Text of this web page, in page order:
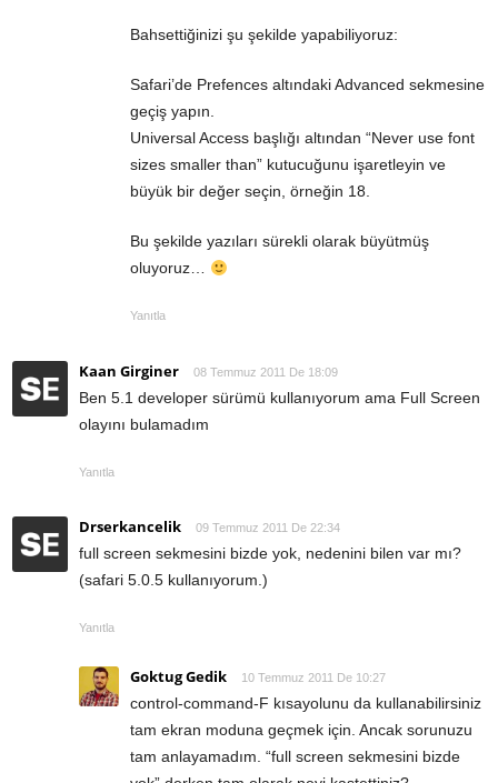
Bahsettiğinizi şu şekilde yapabiliyoruz:
Safari’de Prefences altındaki Advanced sekmesine
geçiş yapın.
Universal Access başlığı altından “Never use font
sizes smaller than” kutucuğunu işaretleyin ve
büyük bir değer seçin, örneğin 18.
Bu şekilde yazıları sürekli olarak büyütmüş
oluyoruz…
Yanıtla
Kaan Girginer 08 Temmuz 2011 De 18:09
Ben 5.1 developer sürümü kullanıyorum ama Full Screen
olayını bulamadım
Yanıtla
Drserkancelik 09 Temmuz 2011 De 22:34
full screen sekmesini bizde yok, nedenini bilen var mı?
(safari 5.0.5 kullanıyorum.)
Yanıtla
Goktug Gedik 10 Temmuz 2011 De 10:27
control-command-F kısayolunu da kullanabilirsiniz
tam ekran moduna geçmek için. Ancak sorunuzu
tam anlayamadım. “full screen sekmesini bizde